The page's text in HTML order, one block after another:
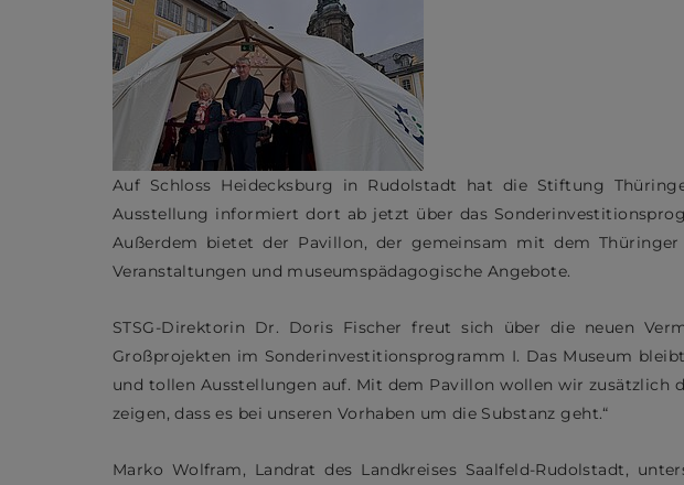
Auf Schloss Heidecksburg in Rudolstadt hat die Stiftung
Ausstellung informiert dort ab jetzt über das
Außerdem bietet der Pavillon, der gemeinsam mit dem
Veranstaltungen und museumspädagogische Angebote.
STSG-Direktorin Dr. Doris Fischer freut sich über die neuen
Großprojekten im Sonderinvestitionsprogramm I. Das Museum
und tollen Ausstellungen auf. Mit dem Pavillon wollen wir zusätzlich
zeigen, dass es bei unseren Vorhaben um die Substanz geht.“
Marko Wolfram, Landrat des Landkreises Saalfeld-Rudolstadt,